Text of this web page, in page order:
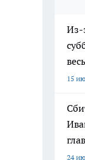
Из-
15
24